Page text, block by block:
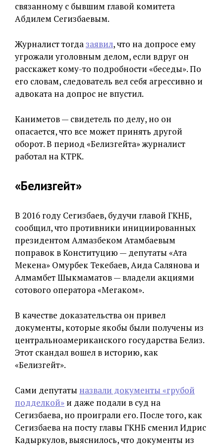
связанному с бывшим главой комитета
Абдилем Сегизбаевым.
Журналист тогдазаявил, что на допросе ему
угрожали уголовным делом, если вдруг он
расскажет кому-то подробности «беседы». По
его словам, следователь вел себя агрессивно и
адвоката на допрос не впустил.
Каниметов — свидетель по делу, но он
опасается, что все может принять другой
оборот. В период «Белизгейта» журналист
работал на КТРК.
«Белизгейт»
В 2016 году Сегизбаев, будучи главой ГКНБ,
сообщил, что противники инициированных
президентом Алмазбеком Атамбаевым
поправок в Конституцию — депутаты «Ата
Мекена» Омурбек Текебаев, Аида Салянова и
Алмамбет Шыкмаматов — владели акциями
сотового оператора «Мегаком».
В качестве доказательства он привел
документы, которые якобы были получены из
центральноамериканского государства Белиз.
Этот скандал вошел в историю, как
«Белизгейт».
Сами депутаты назвали документы «грубой
подделкой» и даже подали в суд на
Сегизбаева, но проиграли его. После того, как
Сегизбаева на посту главы ГКНБ сменил Идрис
Кадыркулов, выяснилось, что документы из